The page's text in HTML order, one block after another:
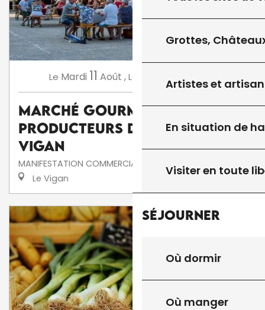
Grottes,
Artistes et
En situation de
Visiter en toute
Séjourner
Où dormir
Où manger
Le Mardi 11 Août ,Le Août
Marché Gourmand des
Producteurs de Pays au
Vigan
MANIFESTATION COMMERCIALE
Le Vigan